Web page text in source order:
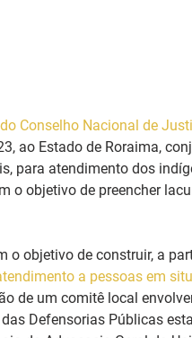
Conselho Nacional de
ao Estado de Roraima,
para atendimento dos
o objetivo de preencher
o objetivo de construir, a
a pessoas em
de um comitê local
Defensorias Públicas